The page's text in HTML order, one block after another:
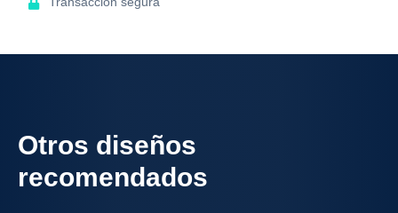
Otros diseños
recomendados